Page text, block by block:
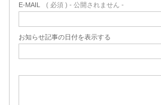
E-MAIL ( 必須 ) - 公開されません -
お知らせ記事の日付を表示する